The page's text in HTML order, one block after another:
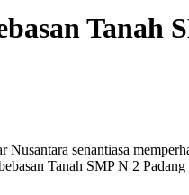
Tanah
senantiasa
Tanah SMP N 2